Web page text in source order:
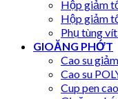
Hộp giảm
Hộp giảm
Phụ tùng
GIOĂNG PHỚT
Cao su
Cao su
Cup pen